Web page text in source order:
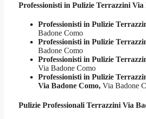
Professionisti in Pulizie Terrazzini Via
Professionisti in Pulizie
Badone Como
Professionisti in Pulizie
Badone Como
Professionisti in Pulizie
Via Badone Como
Professionisti in Pulizie
Via Badone Como, Via Badone
Pulizie Professionali Terrazzini Via